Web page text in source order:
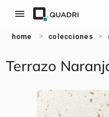
menu
home > colecciones >
Terrazo